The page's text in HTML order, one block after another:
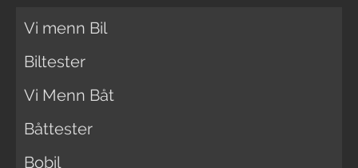
Vi menn Bil
Biltester
Vi Menn Båt
Båttester
Bobil